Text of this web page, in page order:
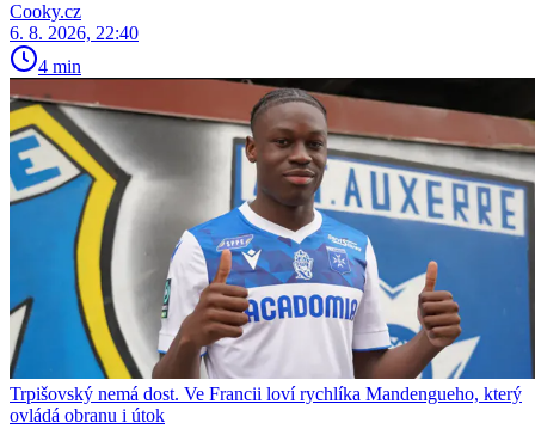
Cooky.cz
6. 8. 2026, 22:40
4 min
Trpišovský nemá dost. Ve Francii loví rychlíka Mandengueho, který
ovládá obranu i útok